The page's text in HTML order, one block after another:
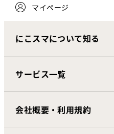
マイページ
にこスマについて知る
サービス一覧
会社概要・利用規約